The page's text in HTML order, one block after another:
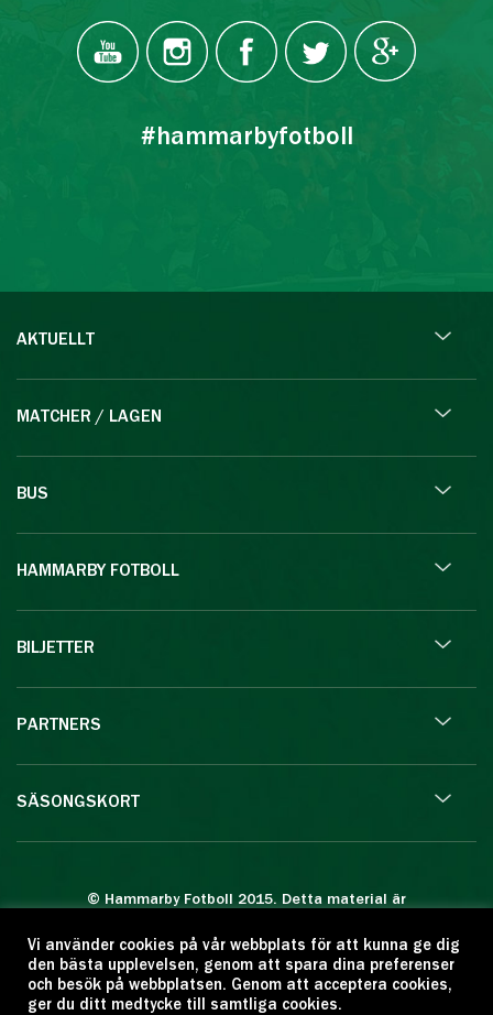
#hammarbyfotboll
AKTUELLT
MATCHER / LAGEN
BUS
HAMMARBY FOTBOLL
BILJETTER
PARTNERS
SÄSONGSKORT
© Hammarby Fotboll 2015. Detta material är
Eftertryck eller annan kopiering är förbjuden.
Citera oss gärna men ange källan:
www.hammarbyfotboll.se. Ansvarig utgivare:
Vi använder cookies på vår webbplats för att kunna ge dig
den bästa upplevelsen, genom att spara dina preferenser
och besök på webbplatsen. Genom att acceptera cookies,
ger du ditt medtycke till samtliga cookies.